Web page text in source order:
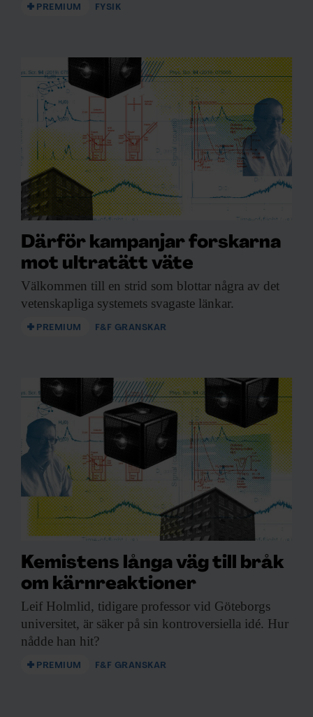
PREMIUM FYSIK
Därför kampanjar forskarna
mot ultratätt väte
Välkommen till en strid som blottar några av det
vetenskapliga systemets svagaste länkar.
PREMIUM F&F GRANSKAR
Kemistens långa väg till bråk
om kärnreaktioner
Leif Holmlid, tidigare professor vid Göteborgs
universitet, är säker på sin kontroversiella idé. Hur
nådde han hit?
PREMIUM F&F GRANSKAR